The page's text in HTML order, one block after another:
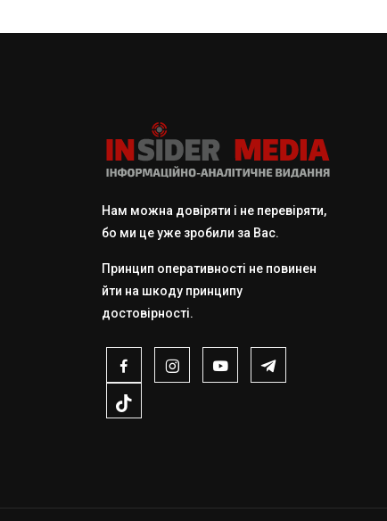
Нам можна довіряти і не перевіряти,
бо ми це уже зробили за Вас.
Принцип оперативності не повинен
йти на шкоду принципу
достовірності.